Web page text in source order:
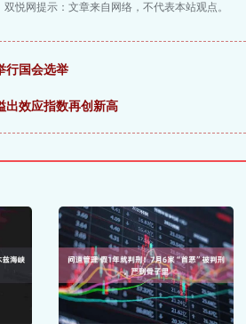
双悦网提示：文章来自网络，不代表本站观点。
行国会选举
出效应指数再创新高